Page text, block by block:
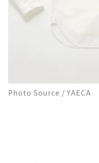
Photo Source / YAECA